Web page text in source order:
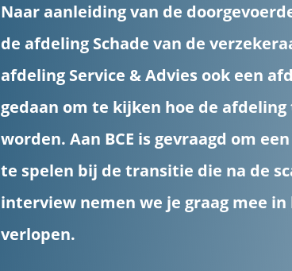
Naar aanleiding van de
de afdeling Schade van de
afdeling Service & Advies ook een
gedaan om te kijken hoe de
worden. Aan BCE is gevraagd om
te spelen bij de transitie die na de
interview nemen we je graag mee in
verlopen.